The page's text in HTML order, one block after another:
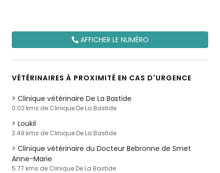
AFFICHER LE NUMÉRO
VÉTÉRINAIRES À PROXIMITÉ EN CAS D'URGENCE
Clinique vétérinaire De La Bastide
0.02 kms de Clinique De La Bastide
Loukil
3.49 kms de Clinique De La Bastide
Clinique vétérinaire du Docteur Bebronne de Smet
Anne-Marie
5.77 kms de Clinique De La Bastide